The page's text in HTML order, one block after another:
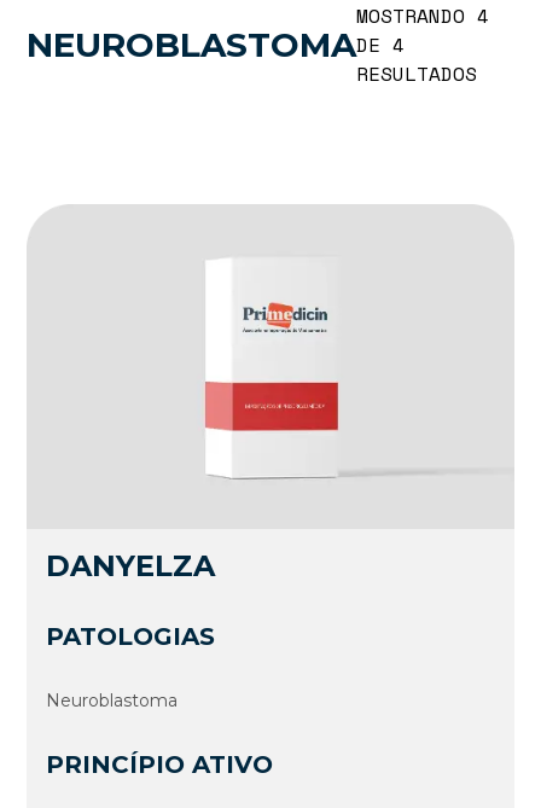
NEUROBLASTOMA
MOSTRANDO 4
DE 4
RESULTADOS
DANYELZA
PATOLOGIAS
Neuroblastoma
PRINCÍPIO ATIVO